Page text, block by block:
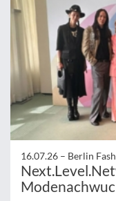
16.07.26 – Berlin